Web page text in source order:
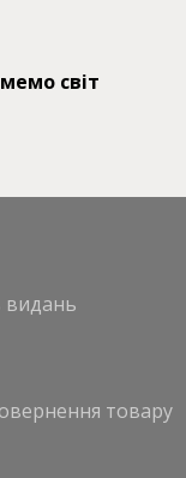
світ
видань
товару